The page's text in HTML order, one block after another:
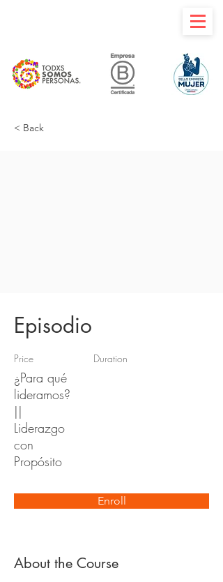
< Back
Episodio
Price
¿Para qué
lideramos?
||
Liderazgo
con
Propósito
Duration
Enroll
About the Course